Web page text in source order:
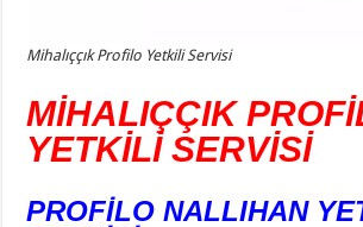
Mihalıççık Profilo Yetkili Servisi
MİHALIÇÇIK
YETKİLİ SERVİSİ
PROFİLO NALLIHAN